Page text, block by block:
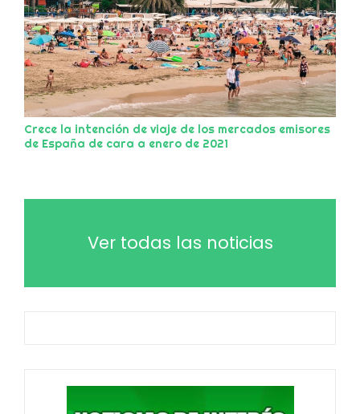
Crece la intención de viaje de los mercados emisores
de España de cara a enero de 2021
Ver todas las noticias